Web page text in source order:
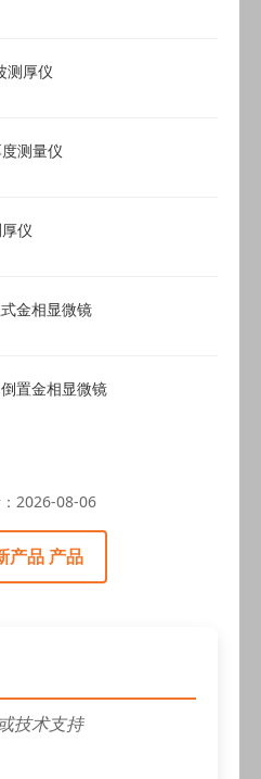
测厚仪
测量仪
仪
金相显微镜
置金相显微镜
2026-08-06
产品 产品
技术支持